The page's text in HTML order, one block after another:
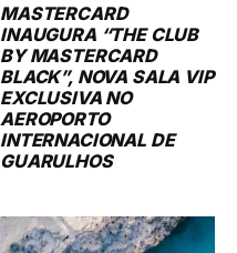
MASTERCARD
INAUGURA “THE CLUB
BY MASTERCARD
BLACK”, NOVA SALA VIP
EXCLUSIVA NO
AEROPORTO
INTERNACIONAL DE
GUARULHOS